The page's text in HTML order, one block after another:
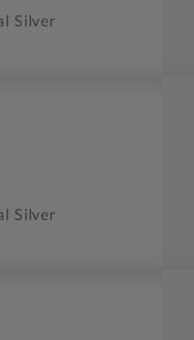
Silver
Silver